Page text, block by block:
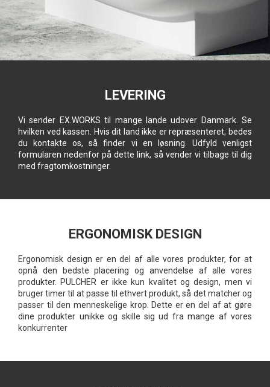
LEVERING
Vi sender EX.WORKS til mange lande udover Danmark. Se
hvilken ved kassen. Hvis dit land ikke er repræsenteret, bedes
du kontakte os, så finder vi en løsning. Udfyld venligst
formularen nedenfor på dette link, så vender vi tilbage til dig
med fragtomkostninger.
ERGONOMISK DESIGN
Ergonomisk design er en del af alle vores produkter, for at
opnå den bedste placering og anvendelse af alle vores
produkter. PULCHER er ikke kun kvalitet og design, men vi
bruger timer til at passe til ethvert produkt, så det matcher og
passer til den menneskelige krop. Dette er en del af at gøre
dine produkter unikke og skille sig ud fra mange af vores
konkurrenter